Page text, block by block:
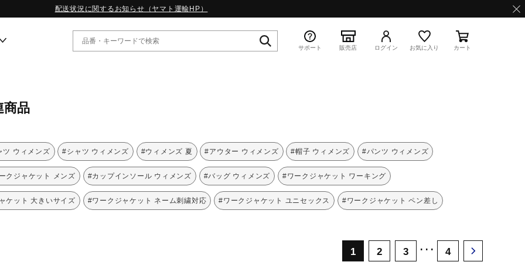
配送状況に関するお知らせ（ヤマト運輸HP）
W.PROPHECY1｜特集
WP MAGIC MITA｜特集
WP STRAP｜特集
スペシャルカラーパック｜特集
WP STRAP 2｜特集
マーガレット・ハウエル｜特集
WAVE PROPHECY 13.2
サポート 販売店 ログイン お気に入り カート
商品
ツ ウィメンズ #シャツ ウィメンズ #ウィメンズ 夏 #アウター ウィメンズ #帽子 ウィメンズ #パンツ ウィメンズ
クジャケット メンズ #カップインソール ウィメンズ #バッグ ウィメンズ #ワークジャケット ワーキング
ケット 大きいサイズ #ワークジャケット ネーム刺繍対応 #ワークジャケット ユニセックス #ワークジャケット ペン差し
1 2 3 ･･･ 4